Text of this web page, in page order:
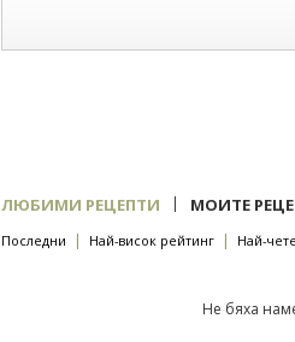
ЛЮБИМИ РЕЦЕПТИ | МОИТЕ
Последни | Най-висок рейтинг | Най-
Не бяха